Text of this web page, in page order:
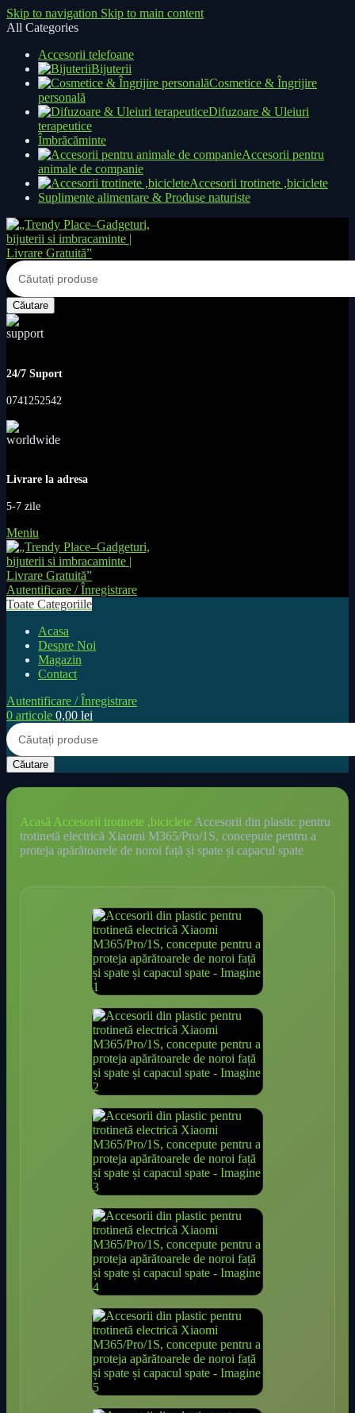
Skip to navigation Skip to main content
All Categories
Accesorii telefoane
Bijuterii
Cosmetice & Îngrijire
personală
Difuzoare & Uleiuri
terapeutice
Îmbrăcăminte
Accesorii pentru
animale de companie
Accesorii trotinete ,biciclete
Suplimente alimentare & Produse naturiste
Căutare
24/7 Suport
0741252542
Livrare la adresa
5-7 zile
Meniu
Autentificare / Înregistrare
Toate Categoriile
Acasa
Despre Noi
Magazin
Contact
Autentificare / Înregistrare
0 articole 0,00 lei
Căutare
Acasă Accesorii trotinete ,biciclete Accesorii din plastic pentru
trotinetă electrică Xiaomi M365/Pro/1S, concepute pentru a
proteja apărătoarele de noroi față și spate și capacul spate